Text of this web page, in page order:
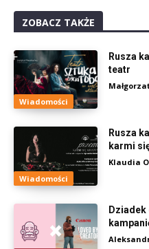
ZOBACZ TAKŻE
Wiadomości
Rusza
teatr
Wiadomości
Rusza
karmi
Klaudia